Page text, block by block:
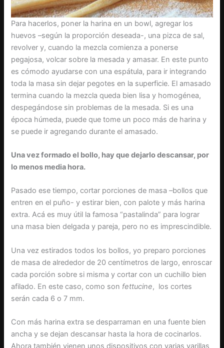
Para hacerlos, poner la harina en un bowl, agregar los
huevos –según la proporción deseada-, una pizca de sal,
revolver y, cuando la mezcla comienza a ponerse
pegajosa, volcar sobre la mesada y amasar. En este punto
es cómodo ayudarse con una espátula, para ir integrando
toda la masa sin dejar pegotes en la superficie. El amasado
termina cuando la mezcla queda bien lisa y homogénea,
despegándose sin problemas de la mesada. Si es una
época húmeda, puede que tome un poco más de harina y
se puede ir agregando durante el amasado.
Una vez formado el bollo, hay que dejarlo descansar, por
lo menos media hora.
Pasado ese tiempo, cortar porciones de masa –bollos que
entren en el puño- y estirar bien, con palote y más harina
extra. Acá es muy útil la famosa “pastalinda” para lograr
una masa bien delgada y pareja, pero no es imprescindible.
Una vez estirados todos los bollos, yo preparo porciones
de masa de alrededor de 20 centímetros de largo, enroscar
cada porción sobre si misma y cortar con un cuchillo bien
afilado. En este caso, como son fettucine, los cortes
serán cada 6 o 7 mm.
Con más harina extra se desparraman en una fuente bien
ancha y se dejan descansar hasta la hora de cocinarlos.
Ahora también vienen unos dispositivos con varias varillas